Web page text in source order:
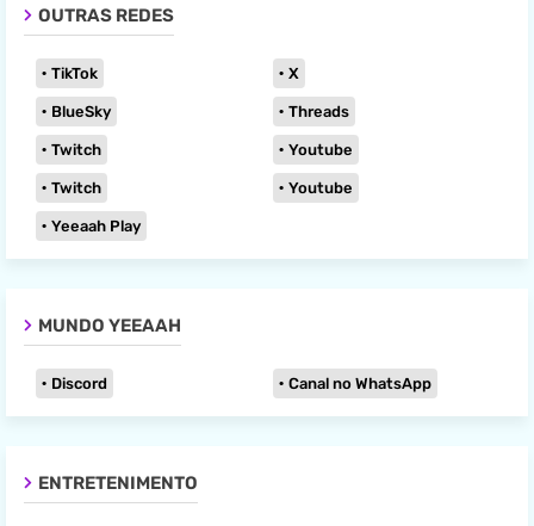
OUTRAS REDES
TikTok X
BlueSky Threads
Twitch Youtube
Twitch Youtube
Yeeaah Play
MUNDO YEEAAH
Discord Canal no WhatsApp
ENTRETENIMENTO